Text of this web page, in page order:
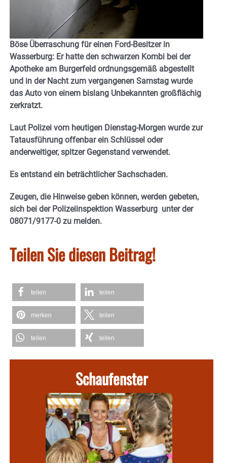
Böse Überraschung für einen Ford-Besitzer in
Wasserburg: Er hatte den schwarzen Kombi bei der
Apotheke am Burgerfeld ordnungsgemäß abgestellt
und in der Nacht zum vergangenen Samstag wurde
das Auto von einem bislang Unbekannten großflächig
zerkratzt.
Laut Polizei vom heutigen Dienstag-Morgen wurde zur
Tatausführung offenbar ein Schlüssel oder
anderweitiger, spitzer Gegenstand verwendet.
Es entstand ein beträchtlicher Sachschaden.
Zeugen, die Hinweise geben können, werden gebeten,
sich bei der Polizeiinspektion Wasserburg unter der
08071/9177-0 zu melden.
Teilen Sie diesen Beitrag!
teilen teilen
merken teilen
teilen teilen
Schaufenster